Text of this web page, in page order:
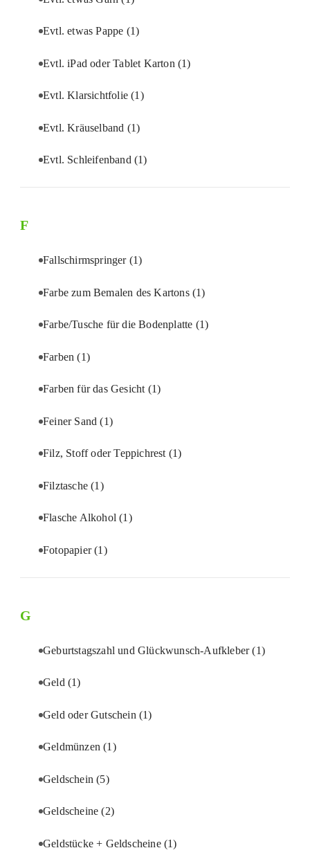
Evtl. etwas Pappe (1)
Evtl. iPad oder Tablet Karton (1)
Evtl. Klarsichtfolie(1)
Evtl. Kräuselband (1)
Evtl. Schleifenband (1)
F
Fallschirmspringer (1)
Farbe zum Bemalen des Kartons (1)
Farbe/Tusche für die Bodenplatte (1)
Farben(1)
Farben für das Gesicht (1)
Feiner Sand(1)
Filz, Stoff oder Teppichrest (1)
Filztasche(1)
Flasche Alkohol(1)
Fotopapier(1)
G
Geburtstagszahl und Glückwunsch-Aufkleber(1)
Geld (1)
Geld oder Gutschein (1)
Geldmünzen(1)
Geldschein(5)
Geldscheine(2)
Geldstücke + Geldscheine (1)